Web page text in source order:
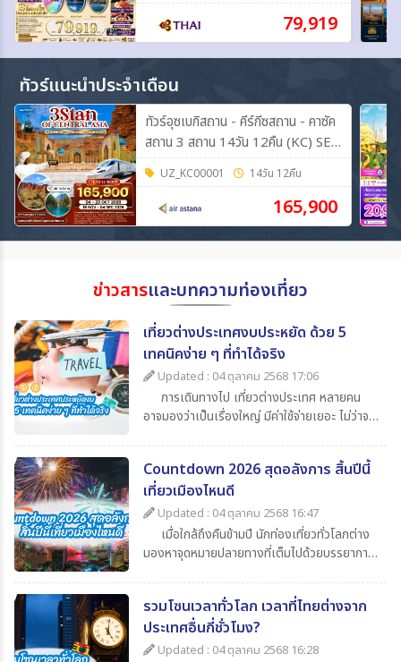
79,919
ทัวร์แนะนำประจำเดือน
ทัวร์อุซเบกิสถาน - คีร์กีซสถาน - คาซัค
สถาน 3 สถาน 14วัน 12คืน (KC) SEP
- OCT 26
UZ_KC00001 14วัน 12คืน
165,900
ข่าวสารและบทความท่องเที่ยว
เที่ยวต่างประเทศงบประหยัด ด้วย 5
เทคนิคง่าย ๆ ที่ทำได้จริง
Updated : 04 ตุลาคม 2568 17:06
การเดินทางไป เที่ยวต่างประเทศ หลายคน
อาจมองว่าเป็นเรื่องใหญ่ มีค่าใช้จ่ายเยอะ ไม่ว่าจะ
ดี ๆ ก็สามารถไป เที่ยวต่างประเทศในราคาสบาย
กระเป๋า วันนี้ 365Travel(ทัวร์ 365 วัน) ขอนำ
เสนอ 5 เทคนิคเที่ยวต่างประเทศแบบประหยัด ที่
จะช่วยให้นักท่องเที่ยวทุกคนสามารถไปเปิด
ประสบการณ์ใหม่ ๆ ได้อย่างคุ้มค่า
Countdown 2026 สุดอลังการ สิ้นปีนี้
เที่ยวเมืองไหนดี
Updated : 04 ตุลาคม 2568 16:47
เมื่อใกล้ถึงคืนข้ามปี นักท่องเที่ยวทั่วโลกต่าง
มองหาจุดหมายปลายทางที่เต็มไปด้วยบรรยากาศ
365Travel(ทัวร์365วัน) มี 4 ประเทศน่าไป เคา
นต์ดาวน์ 2026 ที่ไม่ควรพลาดมาแนะนำ
รวมโซนเวลาทั่วโลก เวลาที่ไทยต่างจาก
ประเทศอื่นกี่ชั่วโมง?
Updated : 04 ตุลาคม 2568 16:28